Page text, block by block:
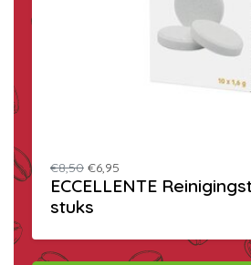
€8,50 €6,95
ECCELLENTE
stuks